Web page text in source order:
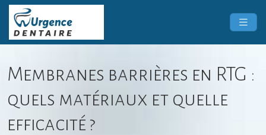
Membranes barrières en RTG :
quels matériaux et quelle
efficacité ?